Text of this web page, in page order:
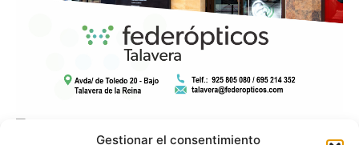
Gestionar el consentimiento